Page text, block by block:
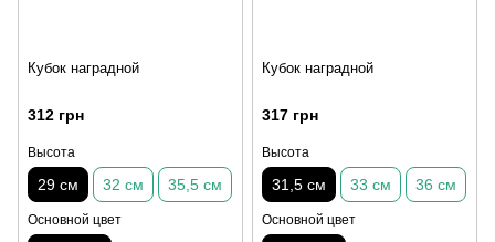
Кубок наградной
312 грн
Высота
29 см 32 см 35,5 см
Основной цвет
Кубок наградной
317 грн
Высота
31,5 см 33 см 36 см
Основной цвет